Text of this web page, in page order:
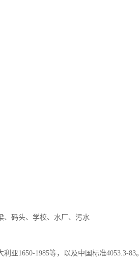
、码头、学校、水厂、污水
亚1650-1985等，以及中国标准4053.3-83。